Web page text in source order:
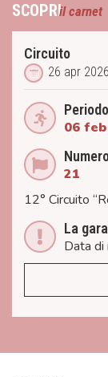
SCOPRIil carnet
Circuito
26 apr
06
21
12° Circuito
La
Data